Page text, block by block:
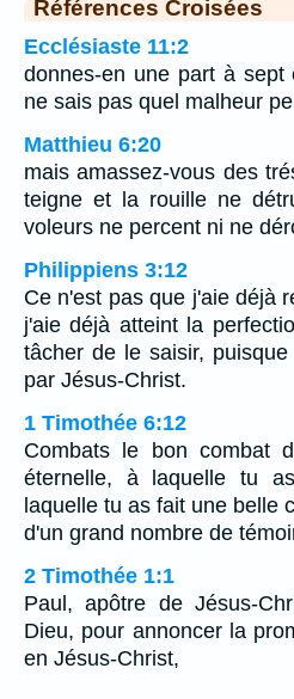
Références Croisées
Ecclésiaste 11:2
donnes-en une part à
ne sais pas quel malheur
Matthieu 6:20
mais amassez-vous des
teigne et la rouille ne
voleurs ne percent ni ne
Philippiens 3:12
Ce n'est pas que j'aie déjà
j'aie déjà atteint la
tâcher de le saisir,
par Jésus-Christ.
1 Timothée 6:12
Combats le bon combat
éternelle, à laquelle tu
laquelle tu as fait une belle
d'un grand nombre de
2 Timothée 1:1
Paul, apôtre de Jésus-
Dieu, pour annoncer la
en Jésus-Christ,